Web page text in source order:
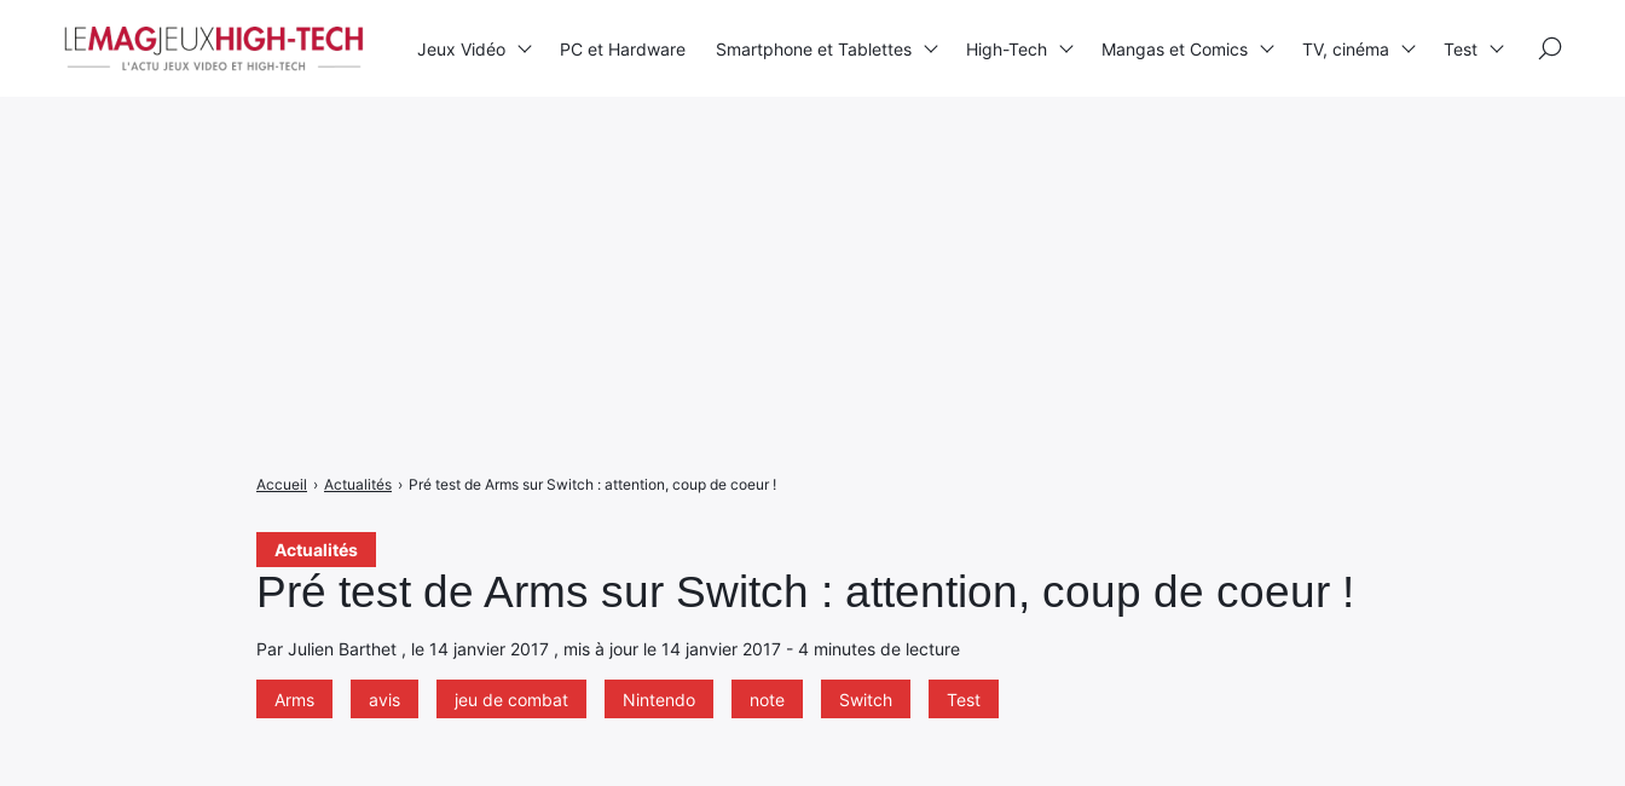
Actualités
Pré test de Arms sur Switch : attention, coup de coeur !
Par Julien Barthet , le 14 janvier 2017 , mis à jour le 14 janvier 2017 - 4 minutes de lecture
Arms avis jeu de combat Nintendo note Switch Test
Accueil › Actualités › Pré test de Arms sur Switch : attention, coup de coeur !
Jeux Vidéo PC et Hardware Smartphone et Tablettes High-Tech Mangas et Comics TV, cinéma Test